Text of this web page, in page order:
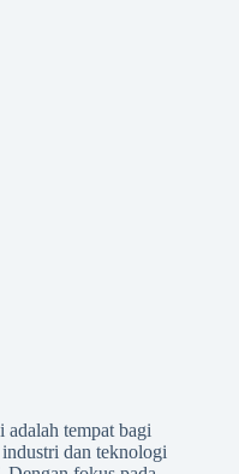
tempat bagi
dan teknologi